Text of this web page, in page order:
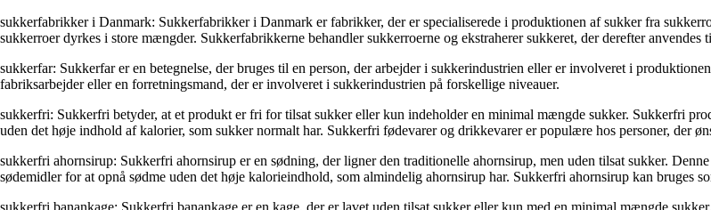
sukkerfabrikker i Danmark: Sukkerfabrikker i Danmark er fabrikker, der er specialiserede i produktionen af sukker fra
sukkerroer dyrkes i store mængder. Sukkerfabrikkerne behandler sukkerroerne og ekstraherer sukkeret, der derefter
sukkerfar: Sukkerfar er en betegnelse, der bruges til en person, der arbejder i sukkerindustrien eller er involveret i
fabriksarbejder eller en forretningsmand, der er involveret i sukkerindustrien på forskellige niveauer.
sukkerfri: Sukkerfri betyder, at et produkt er fri for tilsat sukker eller kun indeholder en minimal mængde sukker. Sukkerfri
uden det høje indhold af kalorier, som sukker normalt har. Sukkerfri fødevarer og drikkevarer er populære hos personer, der
sukkerfri ahornsirup: Sukkerfri ahornsirup er en sødning, der ligner den traditionelle ahornsirup, men uden tilsat sukker.
sødemidler for at opnå sødme uden det høje kalorieindhold, som almindelig ahornsirup har. Sukkerfri ahornsirup kan bruges
sukkerfri banankage: Sukkerfri banankage er en kage, der er lavet uden tilsat sukker eller kun med en minimal mængde